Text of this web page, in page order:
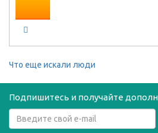
Что еще искали люди
Подпишитесь и получайте